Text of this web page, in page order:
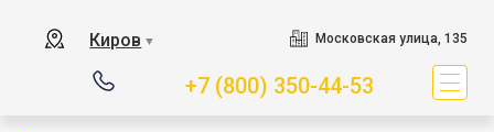
Киров ▼ Московская улица, 135
+7 (800) 350-44-53